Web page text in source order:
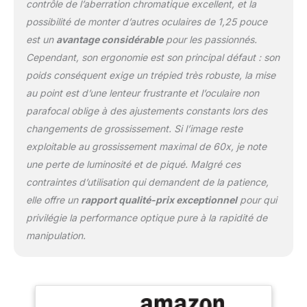
efficacement les espèces
d'oiseaux IPX6 étanche
et antibuée; lors de
l'observation des
oiseaux dans les zones
humides; empêcher
efficacement l'humidité
de s'infiltrer à l'intérieur;
améliorez votre
expérience et prolongez
efficacement la durée de
vie Grande bague de
mise au point; mise au
point plus fluide et plus
facile à régler; se
concentrer facilement
environnements froids
contrôle de l’aberration chromatique excellent, et la
possibilité de monter d’autres oculaires de 1,25 pouce
est un avantage considérablepour les passionnés.
Cependant, son ergonomie est son principal défaut : son
poids conséquent exige un trépied très robuste, la mise
au point est d’une lenteur frustrante et l’oculaire non
parafocal oblige à des ajustements constants lors des
changements de grossissement. Si l’image reste
exploitable au grossissement maximal de 60x, je note
une perte de luminosité et de piqué. Malgré ces
contraintes d’utilisation qui demandent de la patience,
elle offre un rapport qualité-prix exceptionnelpour qui
privilégie la performance optique pure à la rapidité de
manipulation.